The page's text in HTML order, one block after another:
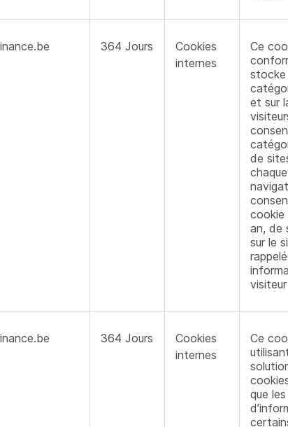
364 Jours
Cookies
internes
Ce
stocke
et sur
de
cookie
an, de
sur le
364 Jours
Cookies
internes
Ce
que